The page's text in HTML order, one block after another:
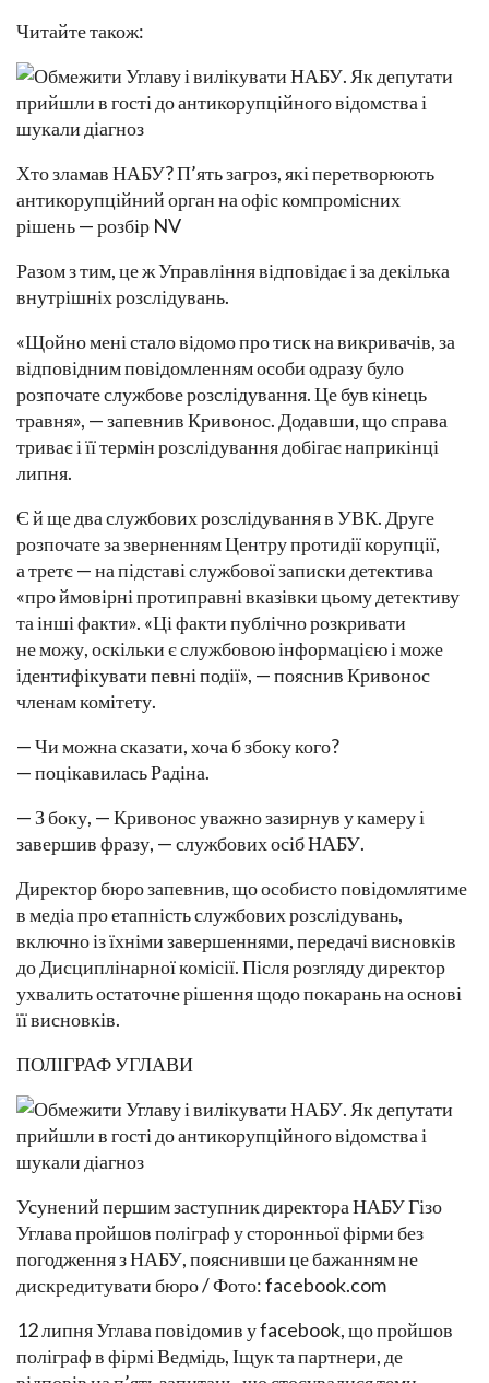
Читайте також:
Хто зламав НАБУ? П’ять загроз, які перетворюють
антикорупційний орган на офіс компромісних
рішень — розбір NV
Разом з тим, це ж Управління відповідає і за декілька
внутрішніх розслідувань.
«Щойно мені стало відомо про тиск на викривачів, за
відповідним повідомленням особи одразу було
розпочате службове розслідування. Це був кінець
травня», — запевнив Кривонос. Додавши, що справа
триває і її термін розслідування добігає наприкінці
липня.
Є й ще два службових розслідування в УВК. Друге
розпочате за зверненням Центру протидії корупції,
а третє — на підставі службової записки детектива
«про ймовірні протиправні вказівки цьому детективу
та інші факти». «Ці факти публічно розкривати
не можу, оскільки є службовою інформацією і може
ідентифікувати певні події», — пояснив Кривонос
членам комітету.
— Чи можна сказати, хоча б збоку кого?
— поцікавилась Радіна.
— З боку, — Кривонос уважно зазирнув у камеру і
завершив фразу, — службових осіб НАБУ.
Директор бюро запевнив, що особисто повідомлятиме
в медіа про етапність службових розслідувань,
включно із їхніми завершеннями, передачі висновків
до Дисциплінарної комісії. Після розгляду директор
ухвалить остаточне рішення щодо покарань на основі
її висновків.
ПОЛІГРАФ УГЛАВИ
Усунений першим заступник директора НАБУ Гізо
Углава пройшов поліграф у сторонньої фірми без
погодження з НАБУ, пояснивши це бажанням не
дискредитувати бюро / Фото: facebook.com
12 липня Углава повідомив у facebook, що пройшов
поліграф в фірмі Ведмідь, Іщук та партнери, де